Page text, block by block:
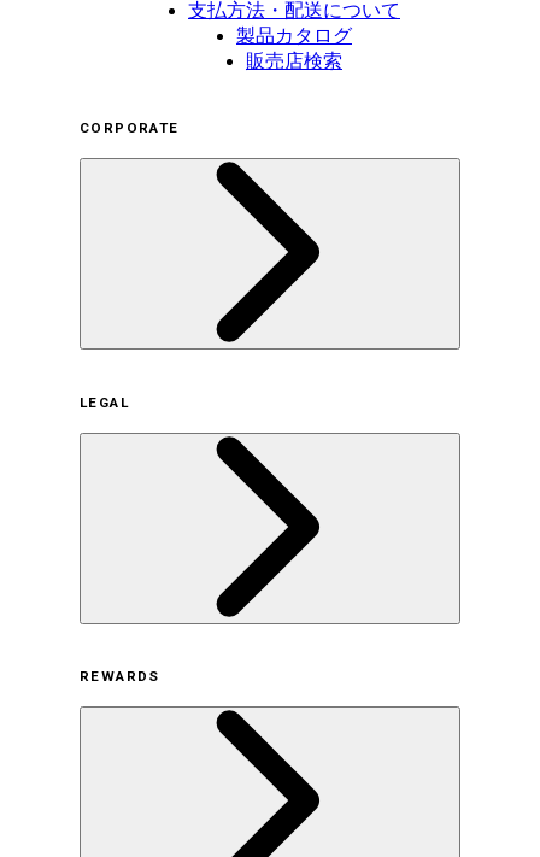
支払方法・配送について
製品カタログ
販売店検索
CORPORATE
サステナビリティの取り組み（日本）
サステナビリティの取り組み（米国/英語）
ヒストリー
採用情報
LEGAL
オンラインストア利用規約
プライバシーポリシー
特定商取引法に基づく表示
古物営業法に基づく表示
REWARDS